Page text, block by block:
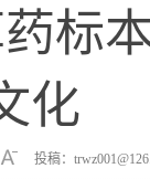
标
化
投稿：